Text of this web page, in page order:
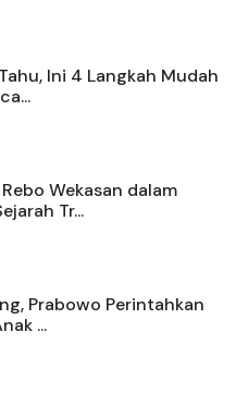
Ini 4 Langkah Mudah
Wekasan dalam
Tr...
Prabowo Perintahkan
...